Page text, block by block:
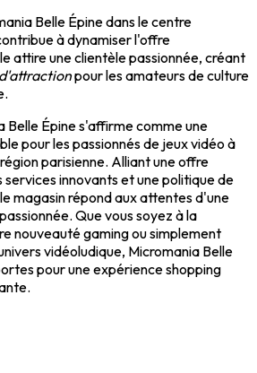
Belle Épine dans le centre
à dynamiser l'offre
attire une clientèle passionnée, créant
pour les amateurs de culture
Belle Épine s'affirme comme une
pour les passionnés de jeux vidéo à
parisienne. Alliant une offre
innovants et une politique de
magasin répond aux attentes d'une
Que vous soyez à la
nouveauté gaming ou simplement
vidéoludique, Micromania Belle
pour une expérience shopping